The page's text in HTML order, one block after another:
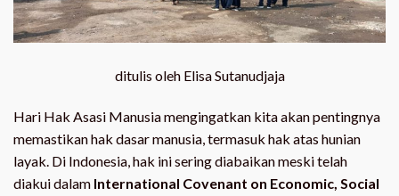
ditulis oleh Elisa Sutanudjaja
Hari Hak Asasi Manusia mengingatkan kita akan pentingnya
memastikan hak dasar manusia, termasuk hak atas hunian
layak. Di Indonesia, hak ini sering diabaikan meski telah
diakui dalam International Covenant on Economic, Social